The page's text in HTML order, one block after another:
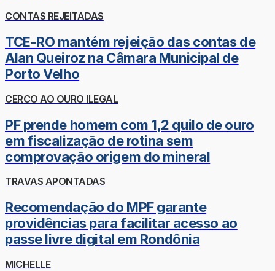
CONTAS REJEITADAS
TCE-RO mantém rejeição das contas de
Alan Queiroz na Câmara Municipal de
Porto Velho
CERCO AO OURO ILEGAL
PF prende homem com 1,2 quilo de ouro
em fiscalização de rotina sem
comprovação origem do mineral
TRAVAS APONTADAS
Recomendação do MPF garante
providências para facilitar acesso ao
passe livre digital em Rondônia
MICHELLE